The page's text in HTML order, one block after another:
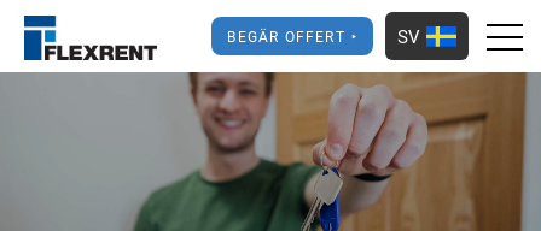
BEGÄR OFFERT SV